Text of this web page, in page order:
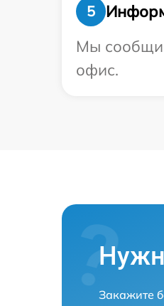
5
Мы
офис.
Закажите